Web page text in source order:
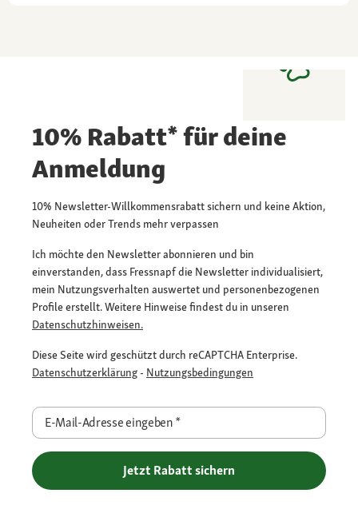
10% Rabatt* für deine
Anmeldung
10% Newsletter-Willkommensrabatt sichern und keine Aktion,
Neuheiten oder Trends mehr verpassen
Ich möchte den Newsletter abonnieren und bin
einverstanden, dass Fressnapf die Newsletter individualisiert,
mein Nutzungsverhalten auswertet und personenbezogenen
Profile erstellt. Weitere Hinweise findest du in unseren
Datenschutzhinweisen.
Diese Seite wird geschützt durch reCAPTCHA Enterprise.
Datenschutzerklärung - Nutzungsbedingungen
E-Mail-Adresse eingeben*
Jetzt Rabatt sichern